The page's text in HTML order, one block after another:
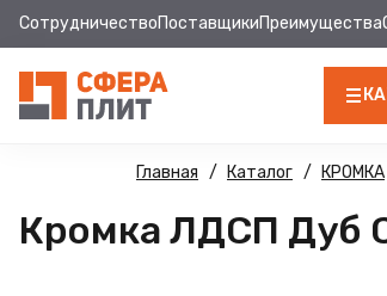
СотрудничествоПоставщикиПреимущества
Главная Каталог КРОМКА
Кромка ЛДСП Дуб